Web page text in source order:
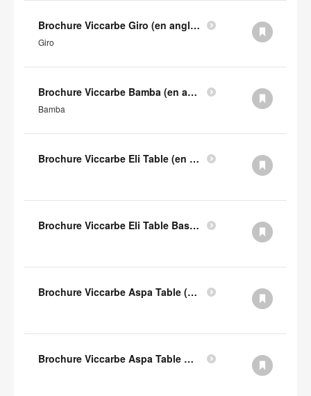
Brochure Viccarbe Giro (en anglais)
Giro
Brochure Viccarbe Bamba (en anglais)
Bamba
Brochure Viccarbe Eli Table (en anglais)
Brochure Viccarbe Eli Table Basse (en anglais)
Brochure Viccarbe Aspa Table (en anglais)
Brochure Viccarbe Aspa Table Basse (en anglais)